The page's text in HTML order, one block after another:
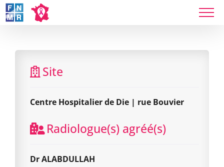
Skip
to
Site
Centre Hospitalier de Die | rue Bouvier
Radiologue(s) agréé(s)
Dr ALABDULLAH